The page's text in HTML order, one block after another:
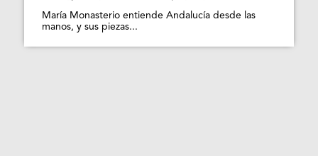
María Monasterio entiende Andalucía desde las
manos, y sus piezas...